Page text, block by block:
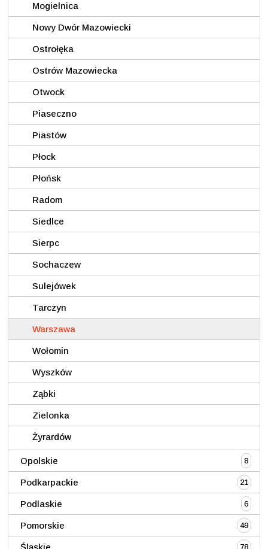
Mogielnica
Nowy Dwór Mazowiecki
Ostrołęka
Ostrów Mazowiecka
Otwock
Piaseczno
Piastów
Płock
Płońsk
Radom
Siedlce
Sierpc
Sochaczew
Sulejówek
Tarczyn
Warszawa
Wołomin
Wyszków
Ząbki
Zielonka
Żyrardów
Opolskie 8
Podkarpackie 21
Podlaskie 6
Pomorskie 49
Śląskie 78